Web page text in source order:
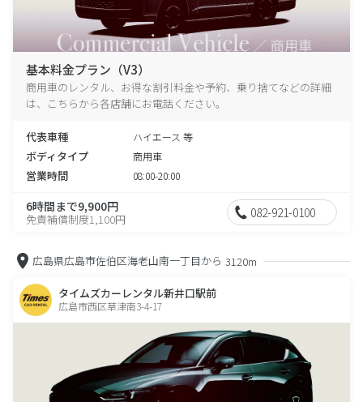
基本料金プラン（V3）
商用車のレンタル、お得な割引料金や予約、乗り捨てなどの詳細
は、こちらから各店舗にお電話ください。
代表車種 ハイエース 等
ボディタイプ 商用車
営業時間 08:00-20:00
6時間まで9,900円
免責補償制度1,100円 082-921-0100
広島県広島市佐伯区海老山南一丁目から 3120m
タイムズカーレンタル新井口駅前
広島市西区草津南3-4-17